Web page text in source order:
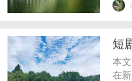
短
本
在